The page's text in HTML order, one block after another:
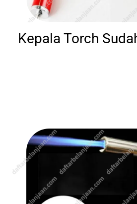
Kepala Torch